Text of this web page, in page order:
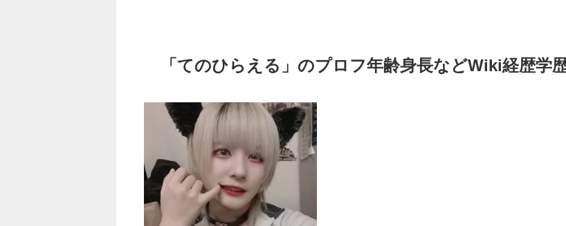
「てのひらえる」のプロフ年齢身長などWiki経歴学歴